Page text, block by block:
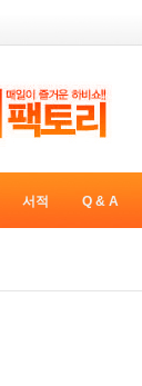
서적 Q & A